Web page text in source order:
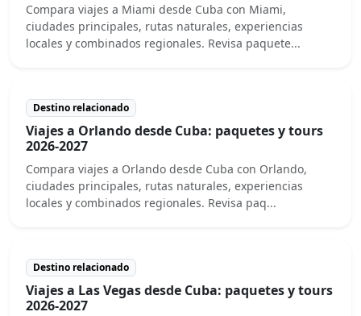
Compara viajes a Miami desde Cuba con Miami,
ciudades principales, rutas naturales, experiencias
locales y combinados regionales. Revisa paquete...
Destino relacionado
Viajes a Orlando desde Cuba: paquetes y tours
2026-2027
Compara viajes a Orlando desde Cuba con Orlando,
ciudades principales, rutas naturales, experiencias
locales y combinados regionales. Revisa paq...
Destino relacionado
Viajes a Las Vegas desde Cuba: paquetes y tours
2026-2027